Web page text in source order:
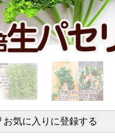
お気に入りに登録する